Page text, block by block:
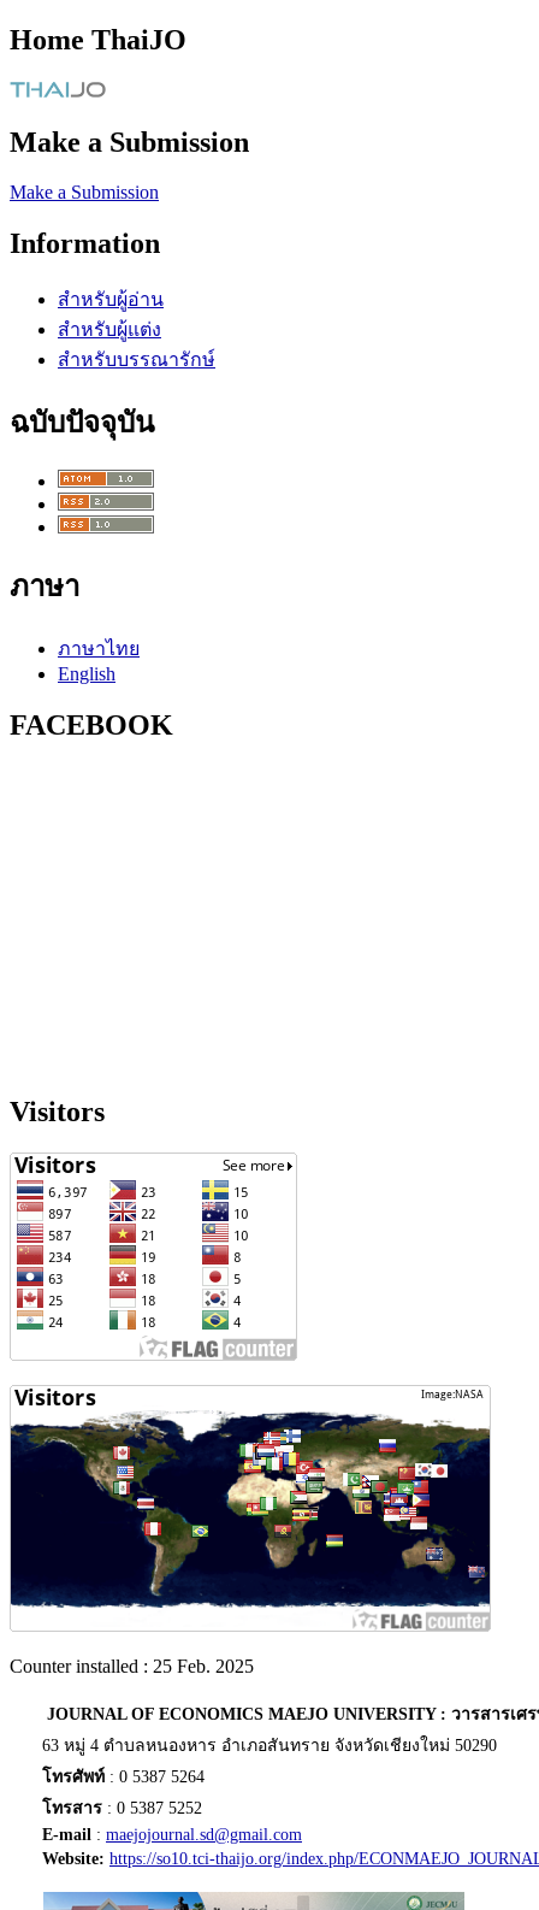
Home ThaiJO
Make a Submission
Make a Submission
Information
สำหรับผู้อ่าน
สำหรับผู้แต่ง
สำหรับบรรณารักษ์
ฉบับปัจจุบัน
ภาษา
ภาษาไทย
English
FACEBOOK
Visitors
Counter installed : 25 Feb. 2025
JOURNAL OF ECONOMICS MAEJO UNIVERSITY : วารสารเศ
63 หมู่ 4 ตำบลหนองหาร อำเภอสันทราย จังหวัดเชียงใหม่ 50290
โทรศัพท์ : 0 5387 5264
โทรสาร : 0 5387 5252
E-mail : maejojournal.sd@gmail.com
Website: https://so10.tci-thaijo.org/index.php/